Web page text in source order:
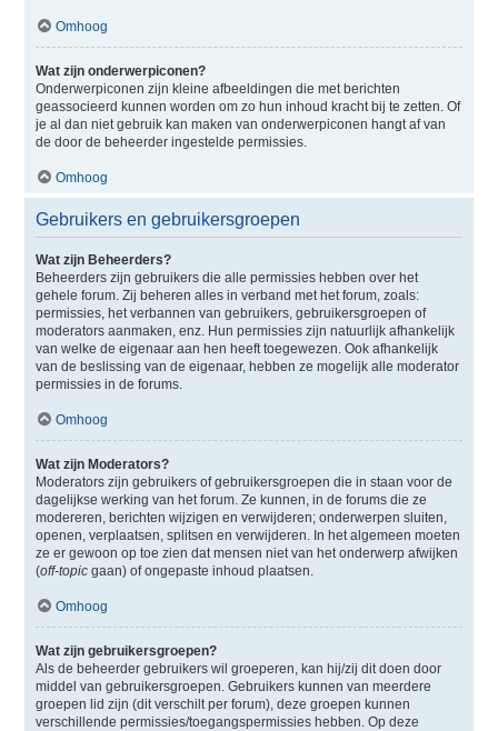
Omhoog
Wat zijn onderwerpiconen?
Onderwerpiconen zijn kleine afbeeldingen die met berichten
geassocieerd kunnen worden om zo hun inhoud kracht bij te zetten. Of
je al dan niet gebruik kan maken van onderwerpiconen hangt af van
de door de beheerder ingestelde permissies.
Omhoog
Gebruikers en gebruikersgroepen
Wat zijn Beheerders?
Beheerders zijn gebruikers die alle permissies hebben over het
gehele forum. Zij beheren alles in verband met het forum, zoals:
permissies, het verbannen van gebruikers, gebruikersgroepen of
moderators aanmaken, enz. Hun permissies zijn natuurlijk afhankelijk
van welke de eigenaar aan hen heeft toegewezen. Ook afhankelijk
van de beslissing van de eigenaar, hebben ze mogelijk alle moderator
permissies in de forums.
Omhoog
Wat zijn Moderators?
Moderators zijn gebruikers of gebruikersgroepen die in staan voor de
dagelijkse werking van het forum. Ze kunnen, in de forums die ze
modereren, berichten wijzigen en verwijderen; onderwerpen sluiten,
openen, verplaatsen, splitsen en verwijderen. In het algemeen moeten
ze er gewoon op toe zien dat mensen niet van het onderwerp afwijken
(off-topicgaan) of ongepaste inhoud plaatsen.
Omhoog
Wat zijn gebruikersgroepen?
Als de beheerder gebruikers wil groeperen, kan hij/zij dit doen door
middel van gebruikersgroepen. Gebruikers kunnen van meerdere
groepen lid zijn (dit verschilt per forum), deze groepen kunnen
verschillende permissies/toegangspermissies hebben. Op deze